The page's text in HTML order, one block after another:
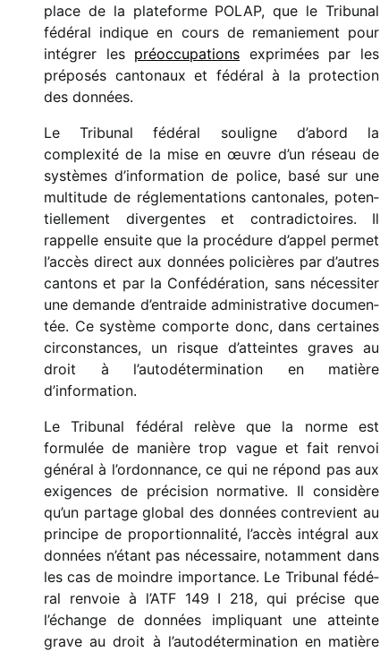
place de la plate­forme POLAP, que le Tribunal
fédé­ral indique en cours de rema­nie­ment pour
inté­grer les préoc­cu­pa­tions expri­mées par les
prépo­sés canto­naux et fédé­ral à la protec­tion
des données.
Le Tribunal fédé­ral souligne d’abord la
complexité de la mise en œuvre d’un réseau de
systèmes d’information de police, basé sur une
multi­tude de régle­men­ta­tions canto­nales, poten­
tiel­le­ment diver­gentes et contra­dic­toires. Il
rappelle ensuite que la procé­dure d’appel permet
l’accès direct aux données poli­cières par d’autres
cantons et par la Confédération, sans néces­si­ter
une demande d’entraide admi­nis­tra­tive docu­men­
tée. Ce système comporte donc, dans certaines
circons­tances, un risque d’atteintes graves au
droit à l’autodétermination en matière
d’information.
Le Tribunal fédé­ral relève que la norme est
formu­lée de manière trop vague et fait renvoi
géné­ral à l’ordonnance, ce qui ne répond pas aux
exigences de préci­sion norma­tive. Il consi­dère
qu’un partage global des données contre­vient au
prin­cipe de propor­tion­na­lité, l’accès inté­gral aux
données n’étant pas néces­saire, notam­ment dans
les cas de moindre impor­tance. Le Tribunal fédé­
ral renvoie à l’ATF 149 I 218, qui précise que
l’échange de données impli­quant une atteinte
grave au droit à l’autodétermination en matière